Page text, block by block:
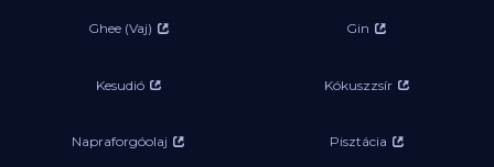
Ghee (Vaj) Gin
Kesudió Kókuszzsír
Napraforgóolaj Pisztácia